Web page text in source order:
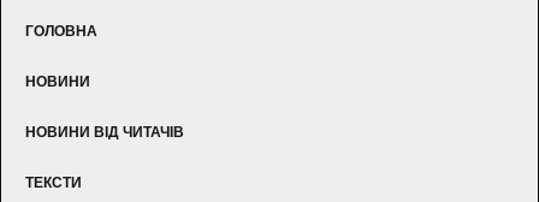
ГОЛОВНА
НОВИНИ
НОВИНИ ВІД ЧИТАЧІВ
ТЕКСТИ